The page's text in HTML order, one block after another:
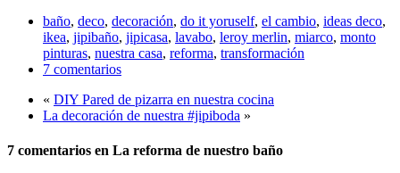
baño, deco, decoración, do it yoruself, el cambio, ideas deco,
ikea, jipibaño, jipicasa, lavabo, leroy merlin, miarco, monto
pinturas, nuestra casa, reforma, transformación
7 comentarios
« DIY Pared de pizarra en nuestra cocina
La decoración de nuestra #jipiboda »
7 comentarios en La reforma de nuestro baño